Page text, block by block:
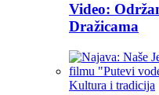
Video:
Dražicama
Kultura i tradicija